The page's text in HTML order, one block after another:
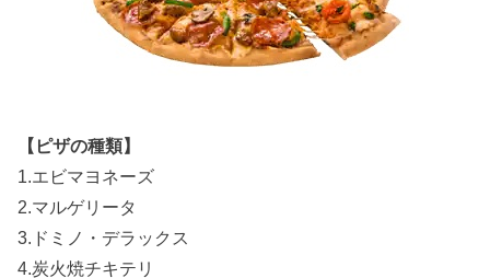
【ピザの種類】
1.エビマヨネーズ
2.マルゲリータ
3.ドミノ・デラックス
4.炭火焼チキテリ